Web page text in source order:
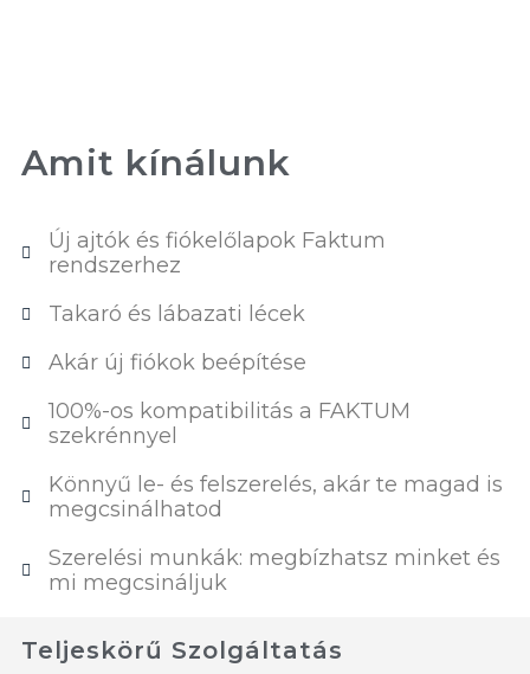
Amit kínálunk
Új ajtók és fiókelőlapok Faktum
rendszerhez
Takaró és lábazati lécek
Akár új fiókok beépítése
100%-os kompatibilitás a FAKTUM
szekrénnyel
Könnyű le- és felszerelés, akár te magad is
megcsinálhatod
Szerelési munkák: megbízhatsz minket és
mi megcsináljuk
Teljeskörű Szolgáltatás